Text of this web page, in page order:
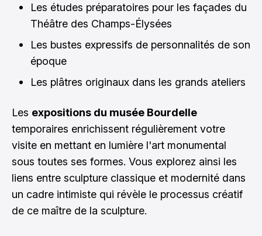
Les études préparatoires pour les façades du
Théâtre des Champs-Élysées
Les bustes expressifs de personnalités de son
époque
Les plâtres originaux dans les grands ateliers
Les expositions du musée Bourdelle
temporaires enrichissent régulièrement votre
visite en mettant en lumière l'art monumental
sous toutes ses formes. Vous explorez ainsi les
liens entre sculpture classique et modernité dans
un cadre intimiste qui révèle le processus créatif
de ce maître de la sculpture.